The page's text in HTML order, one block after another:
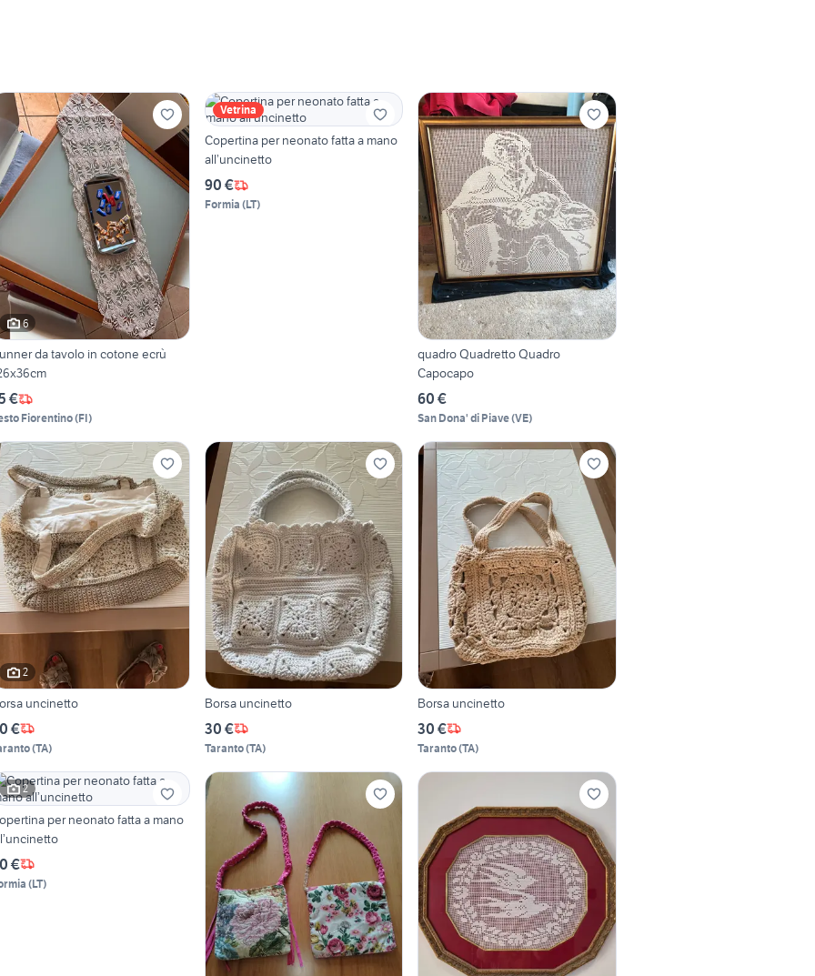
6
da tavolo in cotone ecrù
€
Fiorentino(FI)
Vetrina
Copertina per neonato fatta a mano
all’uncinetto
90 €
Formia (LT)
quadro Quadretto Quadro
Capocapo
60 €
San Dona' di Piave(VE)
2
uncinetto
€
(TA)
Borsa uncinetto
30 €
Taranto(TA)
Borsa uncinetto
30 €
Taranto(TA)
2
per neonato fatta a mano
€
(LT)